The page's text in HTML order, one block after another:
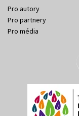
Pro autory
Pro partnery
Pro média